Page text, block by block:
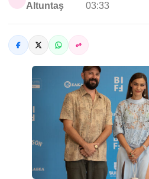
Altuntaş
03:33